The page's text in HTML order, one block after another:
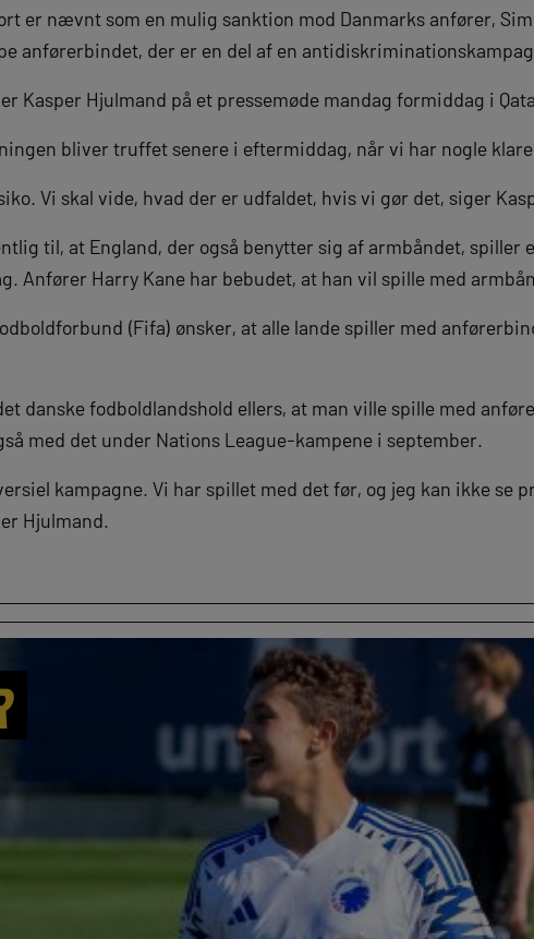
er nævnt som en mulig sanktion mod Danmarks anfører,
anførerbindet, der er en del af en
Kasper Hjulmand på et pressemøde mandag formiddag i
bliver truffet senere i eftermiddag, når vi har nogle
Vi skal vide, hvad der er udfaldet, hvis vi gør det, siger
til, at England, der også benytter sig af armbåndet, spiller
Anfører Harry Kane har bebudet, at han vil spille med
(Fifa) ønsker, at alle lande spiller med
danske fodboldlandshold ellers, at man ville spille med
med det under Nations League-kampene i september.
kampagne. Vi har spillet med det før, og jeg kan ikke se
Hjulmand.